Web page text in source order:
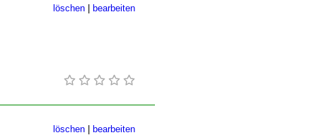
bearbeiten
löschen
bearbeiten
löschen